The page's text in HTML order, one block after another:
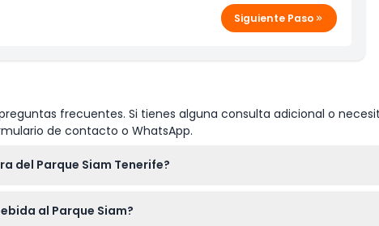
explorar dos de las atracciones más populares de
Siguiente Paso
frecuentes. Si tienes alguna consulta adicional o
de contacto o WhatsApp.
del Parque Siam Tenerife?
al Parque Siam?